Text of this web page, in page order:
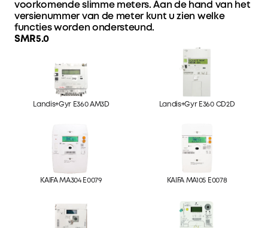
voorkomende slimme meters. Aan de hand van het
versienummer van de meter kunt u zien welke
functies worden ondersteund.
SMR5.0
Landis+Gyr E360 AM3D Landis+Gyr E360 CD2D
KAIFA MA304 E0079 KAIFA MA105 E0078